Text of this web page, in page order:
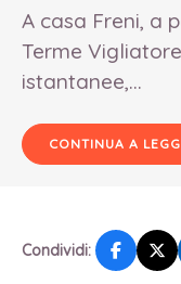
A casa Freni, a
Terme
istantanee,...
CONTINUA A
Condividi: